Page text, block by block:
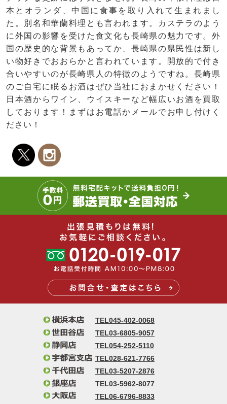
本とオランダ、中国に食事を取り入れて生まれまし
た。別名和華蘭料理とも言われます。カステラのよう
に外国の影響を受けた食文化も長崎県の魅力です。外
国の歴史的な背景もあってか、長崎県の県民性は新し
い物好きでおおらかと言われています。開放的で付き
合いやすいのが長崎県人の特徴のようですね。長崎県
のご自宅に眠るお酒はぜひ当社におまかせください！
日本酒からワイン、ウイスキーなど幅広いお酒を買取
しております！まずはお電話かメールでお申し付けく
ださい！
TEL045-402-0068
TEL03-6805-9057
TEL054-252-5110
TEL028-621-7766
TEL03-5207-2876
TEL03-5962-8077
TEL06-6796-8833